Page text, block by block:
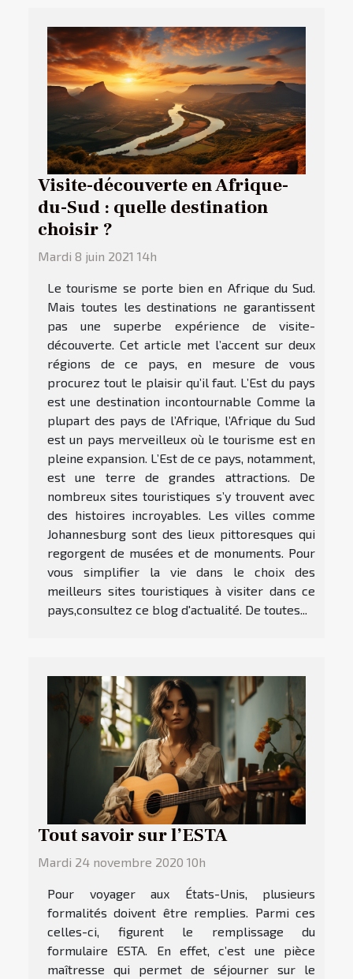
Visite-découverte en Afrique-
du-Sud : quelle destination
choisir ?
Mardi 8 juin 2021 14h
Le tourisme se porte bien en Afrique du Sud.
Mais toutes les destinations ne garantissent
pas une superbe expérience de visite-
découverte. Cet article met l’accent sur deux
régions de ce pays, en mesure de vous
procurez tout le plaisir qu’il faut. L’Est du pays
est une destination incontournable Comme la
plupart des pays de l’Afrique, l’Afrique du Sud
est un pays merveilleux où le tourisme est en
pleine expansion. L’Est de ce pays, notamment,
est une terre de grandes attractions. De
nombreux sites touristiques s’y trouvent avec
des histoires incroyables. Les villes comme
Johannesburg sont des lieux pittoresques qui
regorgent de musées et de monuments. Pour
vous simplifier la vie dans le choix des
meilleurs sites touristiques à visiter dans ce
pays,consultez ce blog d'actualité. De toutes...
Tout savoir sur l’ESTA
Mardi 24 novembre 2020 10h
Pour voyager aux États-Unis, plusieurs
formalités doivent être remplies. Parmi ces
celles-ci, figurent le remplissage du
formulaire ESTA. En effet, c’est une pièce
maîtresse qui permet de séjourner sur le